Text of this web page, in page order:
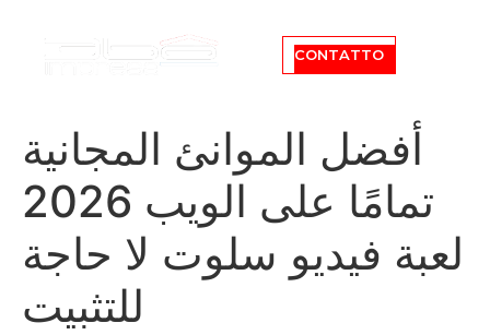
CONTATTO
أفضل الموانئ المجانية
تمامًا على الويب 2026
لعبة فيديو سلوت لا حاجة
للتثبيت